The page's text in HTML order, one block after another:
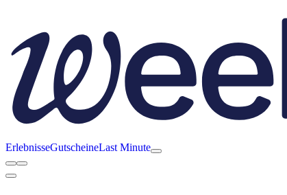
ErlebnisseGutscheineLast Minute